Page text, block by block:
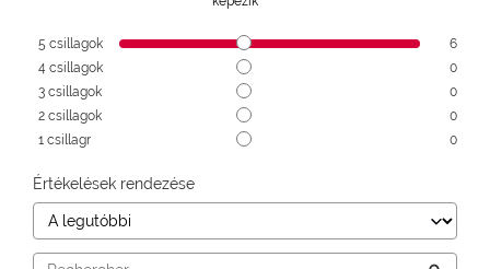
5 csillagok
6
4 csillagok
0
3 csillagok
0
2 csillagok
0
1 csillagr 0
Értékelések rendezése